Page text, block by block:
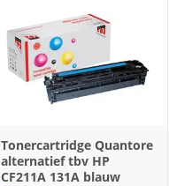
Tonercartridge Quantore
alternatief tbv HP
CF211A 131A blauw